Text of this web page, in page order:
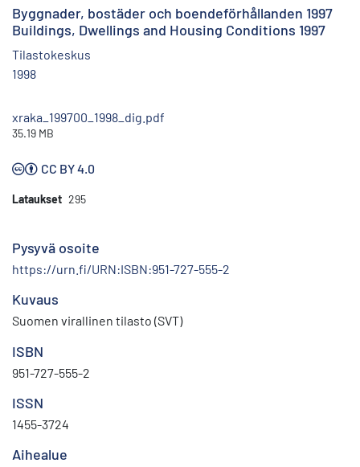
Byggnader, bostäder och boendeförhållanden 1997
Buildings, Dwellings and Housing Conditions 1997
Tilastokeskus
1998
xraka_199700_1998_dig.pdf
35.19 MB
CC BY 4.0
Lataukset 295
Pysyvä osoite
https://urn.fi/URN:ISBN:951-727-555-2
Kuvaus
Suomen virallinen tilasto (SVT)
ISBN
951-727-555-2
ISSN
1455-3724
Aihealue